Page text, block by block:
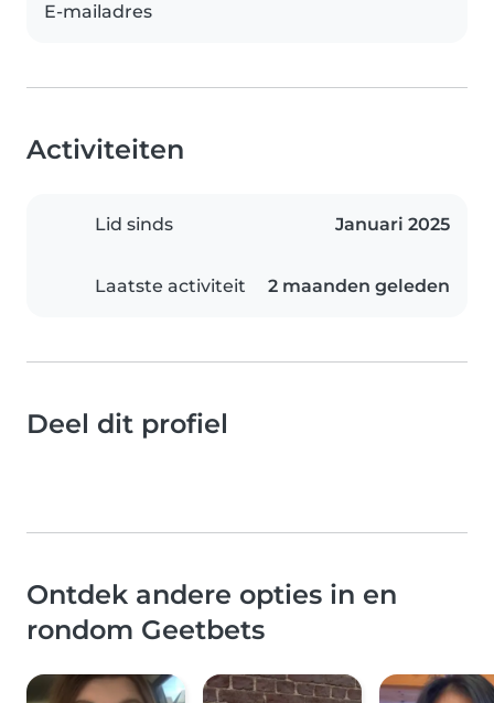
E-mailadres
Activiteiten
Lid sinds Januari 2025
Laatste activiteit 2 maanden geleden
Deel dit profiel
Ontdek andere opties in en
rondom Geetbets